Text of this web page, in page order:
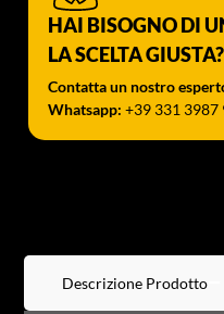
HAI BISOGNO DI
LA SCELTA GIUSTA?
Contatta un nostro
Whatsapp: +39 331 3987
Descrizione Prodotto